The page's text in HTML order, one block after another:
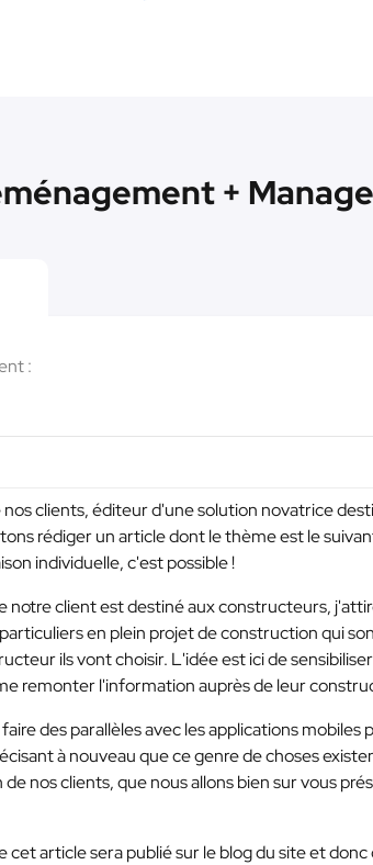
+
:
nos clients, éditeur d'une solution novatrice
rédiger un article dont le thème est le
individuelle, c'est possible !
notre client est destiné aux constructeurs,
en plein projet de construction qui
ils vont choisir. L'idée est ici de
remonter l'information auprès de leur
des parallèles avec les applications
à nouveau que ce genre de choses
de nos clients, que nous allons bien sur vous
cet article sera publié sur le blog du site et